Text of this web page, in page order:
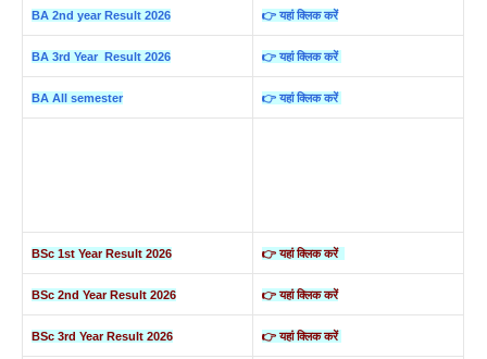
BA 2nd year Result 2026 👉 यहां क्लिक करें
BA 3rd Year Result 2026 👉 यहां क्लिक करें
BA All semester 👉 यहां क्लिक करें
BSc 1st Year Result 2026 👉 यहां क्लिक करें
BSc 2nd Year Result 2026 👉 यहां क्लिक करें
BSc 3rd Year Result 2026 👉 यहां क्लिक करें